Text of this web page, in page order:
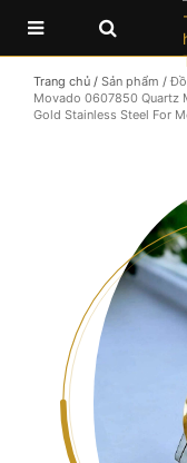
Trang chủ / Sản phẩm /
Movado 0607850 Quartz
Gold Stainless Steel For